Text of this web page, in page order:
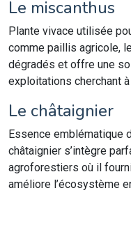
Le miscanthus
Plante vivace utilisée
comme paillis agricole,
dégradés et offre une
exploitations cherchant
Le châtaignier
Essence emblématique
châtaignier s’intègre
agroforestiers où il
améliore l’écosystème